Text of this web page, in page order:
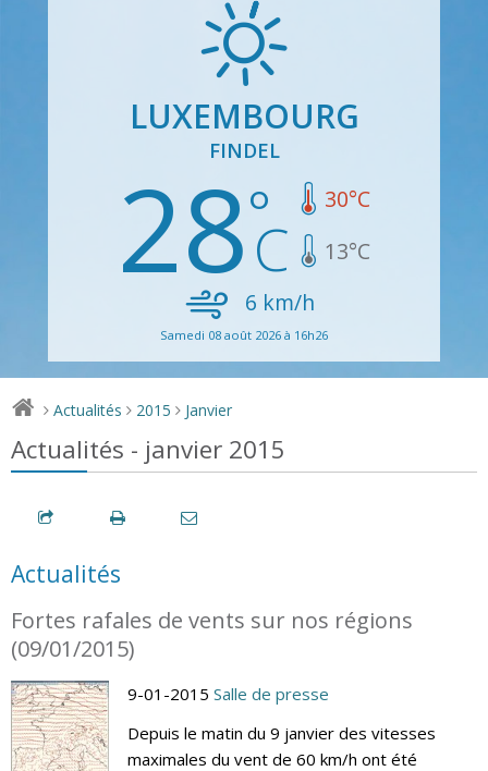
LUXEMBOURG
FINDEL
28 30°C
13°C
6 km/h
Samedi 08 août 2026 à 16h26
> Actualités > 2015 > Janvier
Actualités - janvier 2015
Actualités
Fortes rafales de vents sur nos régions
(09/01/2015)
9-01-2015 Salle de presse
Depuis le matin du 9 janvier des vitesses
maximales du vent de 60 km/h ont été